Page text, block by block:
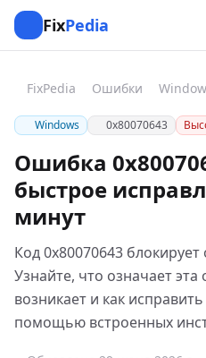
FixPedia
FixPedia Ошибки
Windows 0x80070643
Ошибка
быстрое
минут
Код 0x80070643
Узнайте, что означает
возникает и как
помощью встроенных